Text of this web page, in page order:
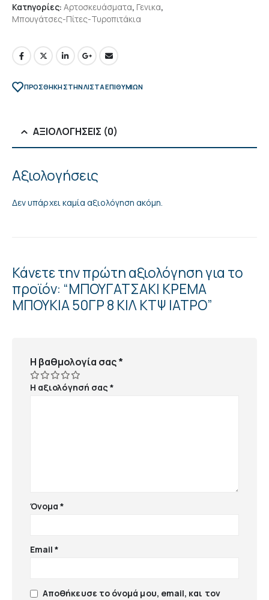
Κατηγορίες: Αρτοσκευάσματα, Γενικα,
Μπουγάτσες-Πίτες-Τυροπιτάκια
ΠΡΌΣΘΉΚΗ ΣΤΗΝ ΛΊΣΤΑ ΕΠΙΘΥΜΙΏΝ
ΑΞΙΟΛΟΓΉΣΕΙΣ (0)
Αξιολογήσεις
Δεν υπάρχει καμία αξιολόγηση ακόμη.
Κάνετε την πρώτη αξιολόγηση για το
προϊόν: “ΜΠΟΥΓΑΤΣΑΚΙ ΚΡΕΜΑ
ΜΠΟΥΚΙΑ 50ΓΡ 8 ΚΙΛ ΚΤΨ ΙΑΤΡΟ”
Η βαθμολογία σας*
Η αξιολόγησή σας*
Όνομα*
Email*
Αποθήκευσε το όνομά μου, email, και τον